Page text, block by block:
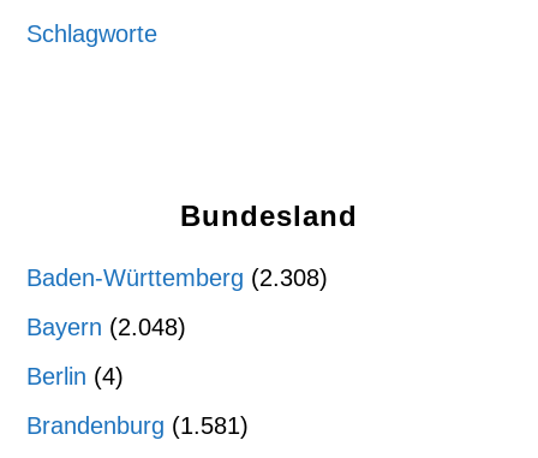
Schlagworte
Bundesland
Baden-Württemberg (2.308)
Bayern (2.048)
Berlin (4)
Brandenburg (1.581)